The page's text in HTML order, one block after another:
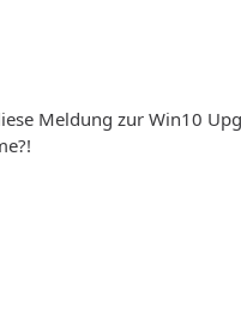
Meldung zur Win10